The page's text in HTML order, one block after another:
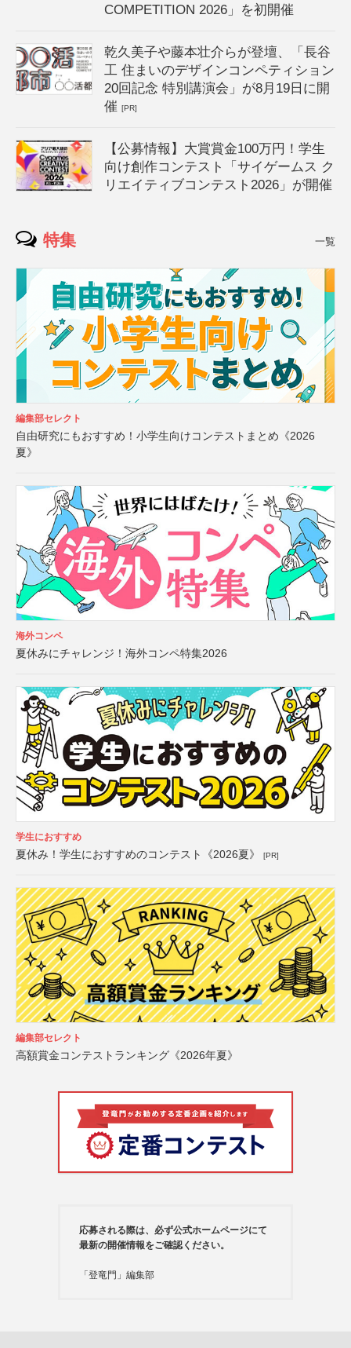
COMPETITION 2026」を初開催
乾久美子や藤本壮介らが登壇、「長谷
工 住まいのデザインコンペティション
20回記念 特別講演会」が8月19日に開
催[PR]
【公募情報】大賞賞金100万円！学生
向け創作コンテスト「サイゲームス ク
リエイティブコンテスト2026」が開催
特集 一覧
編集部セレクト
自由研究にもおすすめ！小学生向けコンテストまとめ《2026
夏》
海外コンペ
夏休みにチャレンジ！海外コンペ特集2026
学生におすすめ
夏休み！学生におすすめのコンテスト《2026夏》 [PR]
編集部セレクト
高額賞金コンテストランキング《2026年夏》
応募される際は、必ず公式ホームページにて
最新の開催情報をご確認ください。
「登竜門」編集部